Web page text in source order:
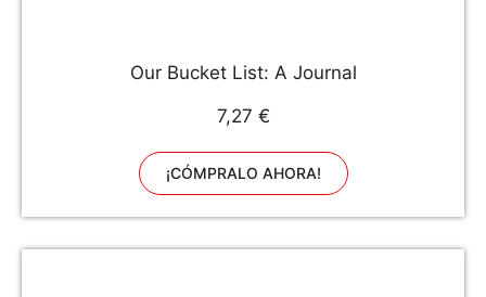
Our Bucket List: A Journal
7,27 €
¡CÓMPRALO AHORA!